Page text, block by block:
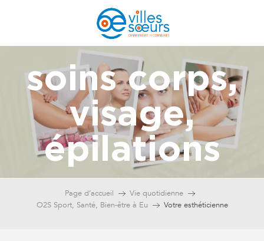
principal
soins corps,
visage,
épilations
Page d’accueil
Vie quotidienne
O2S Sport, Santé, Bien-être à Eu
Votre esthéticienne